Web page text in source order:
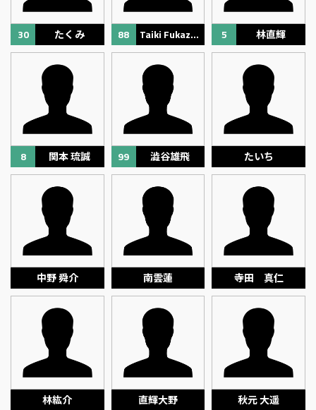
30 たくみ 88 Taiki Fukazawa 5 林直輝
8 関本 琉誠 99 澁谷雄飛 たいち
中野 舜介 南雲蓮 寺田 真仁
林紘介 直輝大野 秋元 大遥